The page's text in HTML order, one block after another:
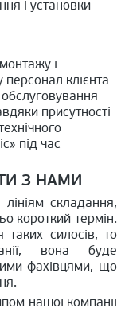
і установки
і
клієнта
присутності
під час
З НАМИ
складання,
короткий термін.
силосів, то
вона буде
фахівцями, що
нашої компанії